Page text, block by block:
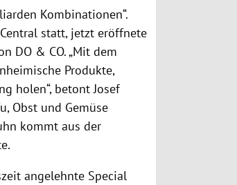
Kombinationen“.
statt, jetzt eröffnete
DO & CO. „Mit dem
Produkte,
holen“, betont Josef
Obst und Gemüse
kommt aus der
angelehnte Special